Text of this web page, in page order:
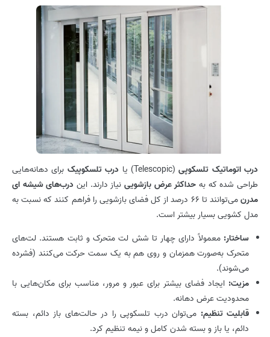
درب اتوماتیک تلسکوپی(Telescopic) یا درب تلسکوپیک برای دهانه‌هایی
طراحی شده که به حداکثر عرض بازشویینیاز دارند. این درب‌های شیشه ای
مدرن
می‌توانند تا ۶۶ درصد از کل فضای بازشویی را فراهم کنند که نسبت به
مدل کشویی بسیار بیشتر است.
ساختار: معمولاً دارای چهار تا شش لت متحرک و ثابت هستند. لت‌های
متحرک به‌صورت همزمان و روی هم به یک سمت حرکت می‌کنند (فشرده
می‌شوند).
مزیت: ایجاد فضای بیشتر برای عبور و مرور، مناسب برای مکان‌هایی با
محدودیت عرض دهانه.
قابلیت تنظیم: می‌توان درب تلسکوپی را در حالت‌های باز دائم، بسته
دائم، یا باز و بسته شدن کامل و نیمه تنظیم کرد.